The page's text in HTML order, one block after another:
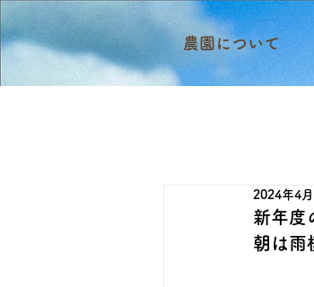
農園について
新年
2024年4
朝は雨